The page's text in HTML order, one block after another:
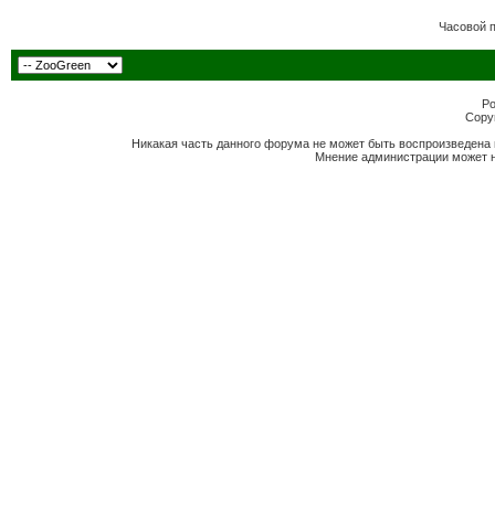
Часовой
Никакая часть данного форума не может быть
Мнение администрации может